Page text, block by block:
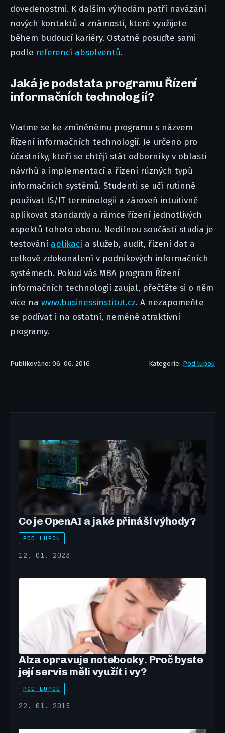
dovedenostmi. K dalším výhodám patří navázání
nových kontaktů a známostí, které využijete
během budoucí kariéry. Ostatně posuďte sami
podle referencí absolventů.
Jaká je podstata programu Řízení
informačních technologií?
Vraťme se ke zmíněnému programu s názvem
Řízení informačních technologií. Je určeno pro
účastníky, kteří se chtějí stát odborníky v oblasti
návrhů a implementací a řízení různých typů
informačních systémů. Studenti se učí rutinně
používat IS/IT terminologii a zároveň intuitivně
aplikovat standardy a rámce řízení jednotlivých
aspektů tohoto oboru. Nedílnou součástí studia je
testování aplikací a služeb, audit, řízení dat a
celkové zdokonalení v podnikových informačních
systémech. Pokud vás MBA program Řízení
informačních technologií zaujal, přečtěte si o něm
více na www.businessinstitut.cz. A nezapomeňte
se podívat i na ostatní, neméně atraktivní
programy.
Publikováno: 06. 06. 2016 Kategorie: Pod lupou
Co je OpenAI a jaké přináší výhody?
POD LUPOU
12. 01. 2023
Alza opravuje notebooky. Proč byste
její servis měli využít i vy?
POD LUPOU
22. 01. 2015